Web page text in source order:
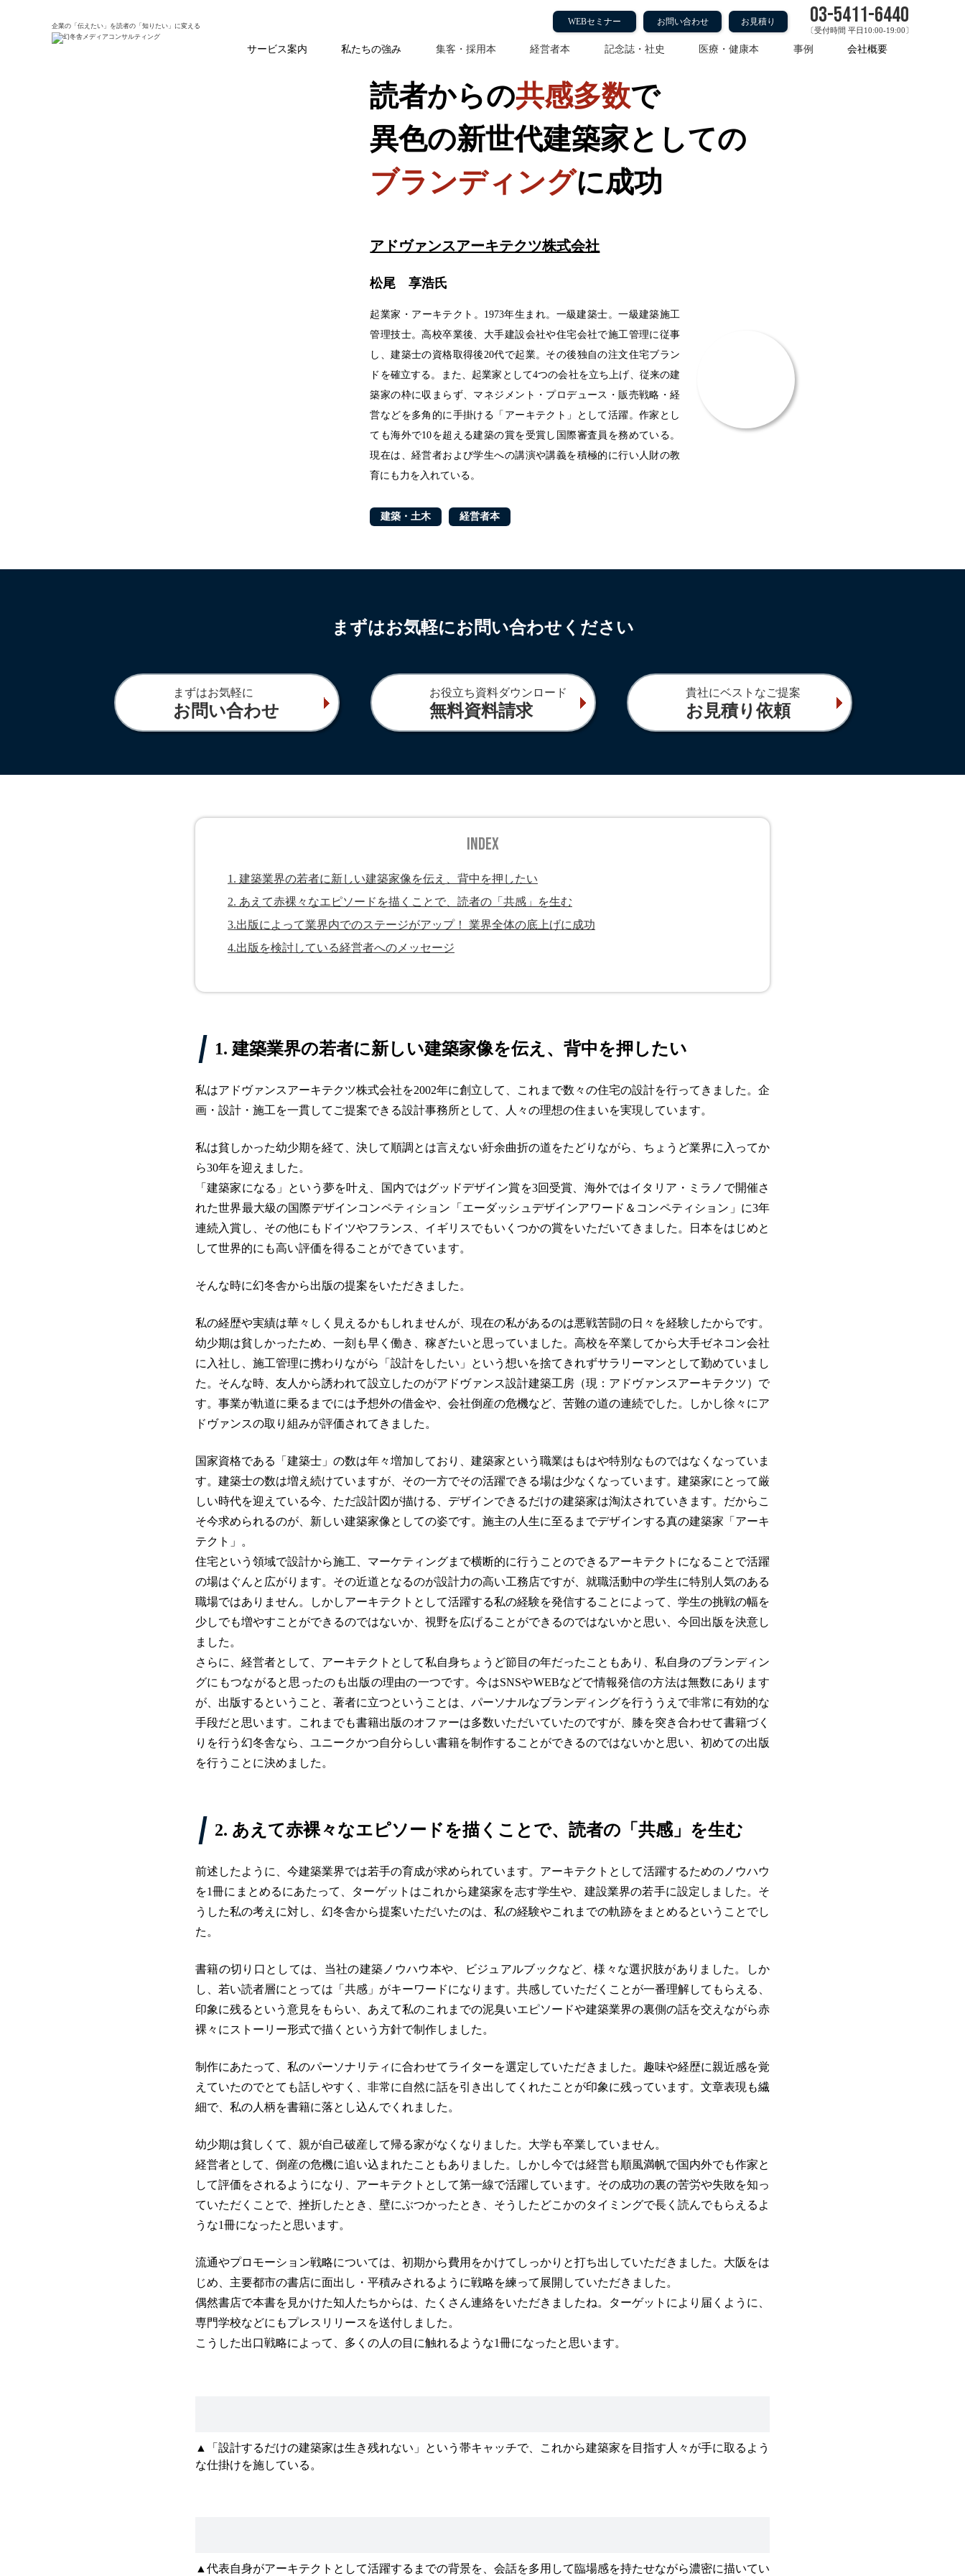
企業の「伝えたい」を読者の「知りたい」に変える
サービス案内 私たちの強み 集客・採用本 経営者本 記念誌・社史 医療・健康本 事例 会社概要
WEBセミナー お問い合わせ お見積り 03-5411-6440
〔受付時間 平日10:00-19:00〕
読者からの共感多数で
異色の新世代建築家としての
ブランディングに成功
アドヴァンスアーキテクツ株式会社
松尾 享浩氏
起業家・アーキテクト。 1973年生まれ。一級建築士。一級建築施工
管理技士。高校卒業後、大手建設会社や住宅会社で施工管理に従事
し、建築士の資格取得後20代で起業。 その後独自の注文住宅ブラン
ドを確立する。
また、起業家として4つの会社を立ち上げ、 従来の建
築家の枠に収まらず、マネジメント・プロデュース・販売戦略・経
営などを多角的に手掛ける「アーキテクト」として活躍。作家とし
ても海外で10を超える建築の賞を受賞し 国際審査員を務めている。
現在は、経営者および学生への講演や講義を積極的に行い人財の教
育にも力を入れている。
建築・土木 経営者本
まずはお気軽にお問い合わせください
まずはお気軽に
お問い合わせ
お役立ち資料ダウンロード
無料資料請求
貴社にベストなご提案
お見積り依頼
INDEX
1. 建築業界の若者に新しい建築家像を伝え、背中を押したい
2. あえて赤裸々なエピソードを描くことで、読者の「共感」を生む
3.出版によって業界内でのステージがアップ！ 業界全体の底上げに成功
4.出版を検討している経営者へのメッセージ
1. 建築業界の若者に新しい建築家像を伝え、背中を押したい
私はアドヴァンスアーキテクツ株式会社を2002年に創立して、これまで数々の住宅の設計を行ってきました。企
画・設計・施工を一貫してご提案できる設計事務所として、人々の理想の住まいを実現しています。
私は貧しかった幼少期を経て、決して順調とは言えない紆余曲折の道をたどりながら、ちょうど業界に入ってか
ら30年を迎えました。
「建築家になる」という夢を叶え、国内ではグッドデザイン賞を3回受賞、海外ではイタリア・ミラノで開催さ
れた世界最大級の国際デザインコンペティション「エーダッシュデザインアワード＆コンペティション」に3年
連続入賞し、その他にもドイツやフランス、イギリスでもいくつかの賞をいただいてきました。日本をはじめと
して世界的にも高い評価を得ることができています。
そんな時に幻冬舎から出版の提案をいただきました。
私の経歴や実績は華々しく見えるかもしれませんが、現在の私があるのは悪戦苦闘の日々を経験したからです。
幼少期は貧しかったため、一刻も早く働き、稼ぎたいと思っていました。高校を卒業してから大手ゼネコン会社
に入社し、施工管理に携わりながら「設計をしたい」という想いを捨てきれずサラリーマンとして勤めていまし
た。そんな時、友人から誘われて設立したのがアドヴァンス設計建築工房（現：アドヴァンスアーキテクツ）で
す。事業が軌道に乗るまでには予想外の借金や、会社倒産の危機など、苦難の道の連続でした。しかし徐々にア
ドヴァンスの取り組みが評価されてきました。
国家資格である「建築士」の数は年々増加しており、建築家という職業はもはや特別なものではなくなっていま
す。建築士の数は増え続けていますが、その一方でその活躍できる場は少なくなっています。建築家にとって厳
しい時代を迎えている今、ただ設計図が描ける、デザインできるだけの建築家は淘汰されていきます。だからこ
そ今求められるのが、新しい建築家像としての姿です。施主の人生に至るまでデザインする真の建築家「アーキ
テクト」。
住宅という領域で設計から施工、マーケティングまで横断的に行うことのできるアーキテクトになることで活躍
の場はぐんと広がります。その近道となるのが設計力の高い工務店ですが、就職活動中の学生に特別人気のある
職場ではありません。しかしアーキテクトとして活躍する私の経験を発信することによって、学生の挑戦の幅を
少しでも増やすことができるのではないか、視野を広げることができるのではないかと思い、今回出版を決意し
ました。
さらに、経営者として、アーキテクトとして私自身ちょうど節目の年だったこともあり、私自身のブランディン
グにもつながると思ったのも出版の理由の一つです。今はSNSやWEBなどで情報発信の方法は無数にあります
が、出版するということ、著者に立つということは、パーソナルなブランディングを行ううえで非常に有効的な
手段だと思います。これまでも書籍出版のオファーは多数いただいていたのですが、膝を突き合わせて書籍づく
りを行う幻冬舎なら、ユニークかつ自分らしい書籍を制作することができるのではないかと思い、初めての出版
を行うことに決めました。
2. あえて赤裸々なエピソードを描くことで、読者の「共感」を生む
前述したように、今建築業界では若手の育成が求められています。アーキテクトとして活躍するためのノウハウ
を1冊にまとめるにあたって、ターゲットはこれから建築家を志す学生や、建設業界の若手に設定しました。そ
うした私の考えに対し、幻冬舎から提案いただいたのは、私の経験やこれまでの軌跡をまとめるということでし
た。
書籍の切り口としては、当社の建築ノウハウ本や、ビジュアルブックなど、様々な選択肢がありました。しか
し、若い読者層にとっては「共感」がキーワードになります。共感していただくことが一番理解してもらえる、
印象に残るという意見をもらい、あえて私のこれまでの泥臭いエピソードや建築業界の裏側の話を交えながら赤
裸々にストーリー形式で描くという方針で制作しました。
制作にあたって、私のパーソナリティに合わせてライターを選定していただきました。趣味や経歴に親近感を覚
えていたのでとても話しやすく、非常に自然に話を引き出してくれたことが印象に残っています。文章表現も繊
細で、私の人柄を書籍に落とし込んでくれました。
幼少期は貧しくて、親が自己破産して帰る家がなくなりました。大学も卒業していません。
経営者として、倒産の危機に追い込まれたこともありました。しかし今では経営も順風満帆で国内外でも作家と
して評価をされるようになり、アーキテクトとして第一線で活躍しています。その成功の裏の苦労や失敗を知っ
ていただくことで、挫折したとき、壁にぶつかったとき、そうしたどこかのタイミングで長く読んでもらえるよ
うな1冊になったと思います。
流通やプロモーション戦略については、初期から費用をかけてしっかりと打ち出していただきました。大阪をは
じめ、主要都市の書店に面出し・平積みされるように戦略を練って展開していただきました。
偶然書店で本書を見かけた知人たちからは、たくさん連絡をいただきましたね。ターゲットにより届くように、
専門学校などにもプレスリリースを送付しました。
こうした出口戦略によって、多くの人の目に触れるような1冊になったと思います。
▲「設計するだけの建築家は生き残れない」という帯キャッチで、これから建築家を目指す人々が手に取るよう
な仕掛けを施している。
▲代表自身がアーキテクトとして活躍するまでの背景を、会話を多用して臨場感を持たせながら濃密に描いてい